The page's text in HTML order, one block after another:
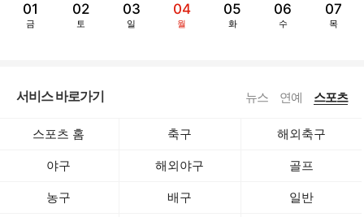
01
금
02
토
03
일
04
월
05
화
06
수
07
목
서비스 바로가기 뉴스 연예 스포츠
스포츠 홈 축구 해외축구
야구 해외야구 골프
농구 배구 일반